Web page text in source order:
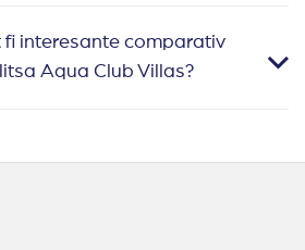
interesante comparativ
Aqua Club Villas?